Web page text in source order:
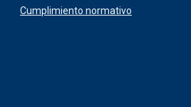
Cumplimiento normativo